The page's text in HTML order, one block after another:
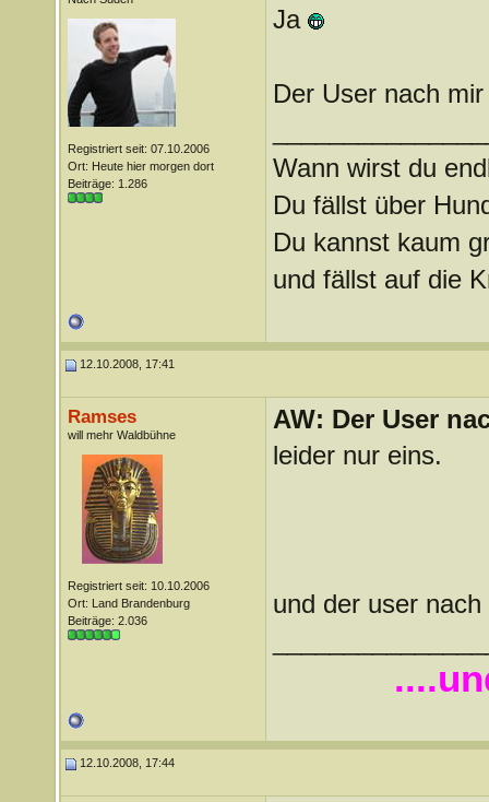
Registriert seit: 07.10.2006
Ort: Heute hier morgen dort
Beiträge: 1.286
Ja
Der User nach
Wann wirst du
Du fällst über
Du kannst kaum
und fällst auf die
12.10.2008, 17:41
Ramses
will mehr Waldbühne
Registriert seit: 10.10.2006
Ort: Land Brandenburg
Beiträge: 2.036
AW: Der User
leider nur eins.
und der user nach
12.10.2008, 17:44